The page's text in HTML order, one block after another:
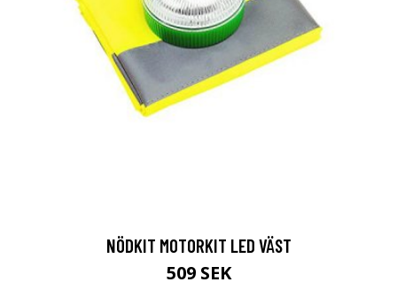
NÖDKIT MOTORKIT LED VÄST
509 SEK